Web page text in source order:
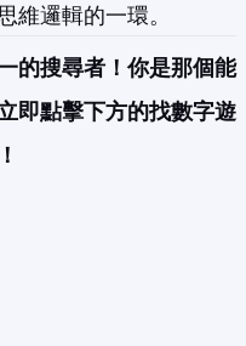
維邏輯的一環。
的搜尋者！你是那個能
即點擊下方的找數字遊